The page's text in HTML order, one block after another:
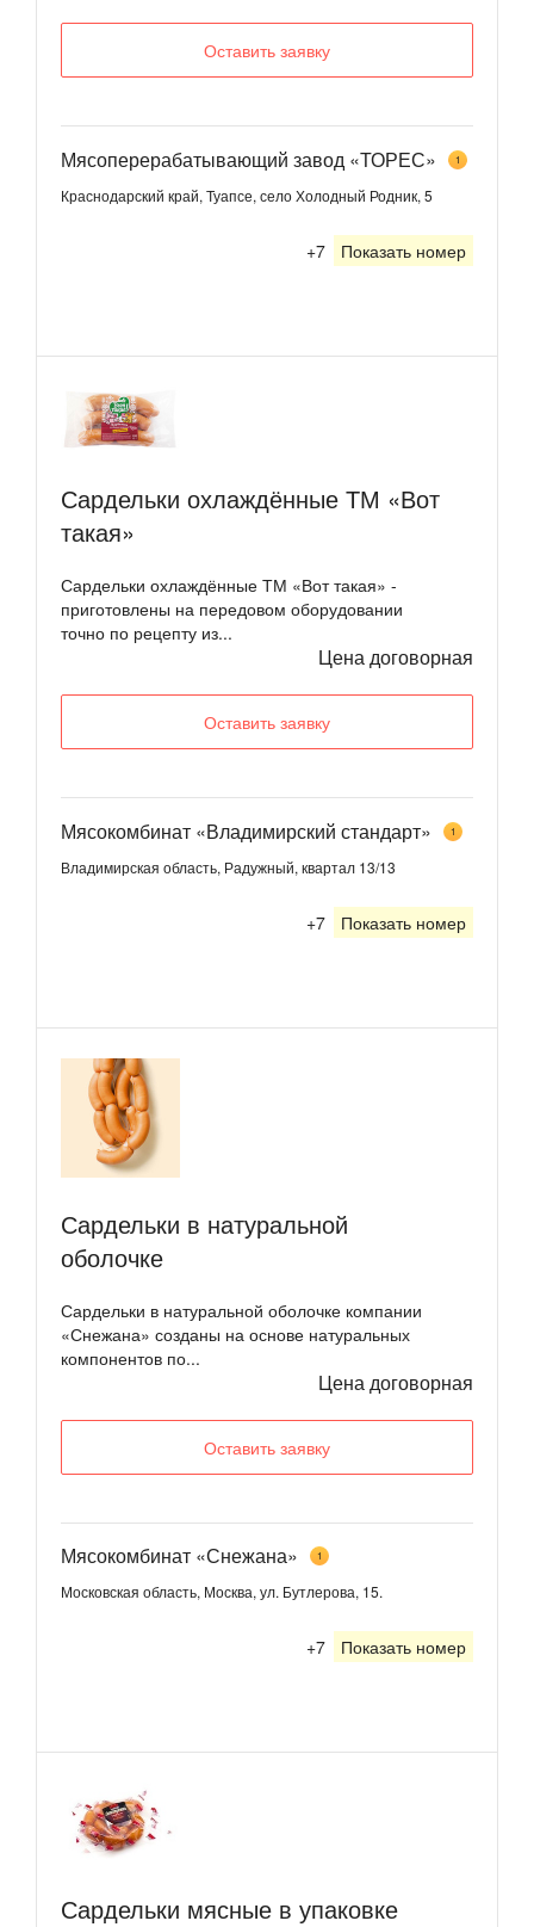
Оставить заявку
Мясоперерабатывающий завод «ТОРЕС» 1
Краснодарский край, Туапсе, село Холодный Родник, 5
+7 Показать номер
Сардельки охлаждённые ТМ «Вот
такая»
Сардельки охлаждённые ТМ «Вот такая» -
приготовлены на передовом оборудовании
точно по рецепту из...
Цена договорная
Оставить заявку
Мясокомбинат «Владимирский стандарт» 1
Владимирская область, Радужный, квартал 13/13
+7 Показать номер
Сардельки в натуральной
оболочке
Сардельки в натуральной оболочке компании
«Снежана» созданы на основе натуральных
компонентов по...
Цена договорная
Оставить заявку
Мясокомбинат «Снежана» 1
Московская область, Москва, ул. Бутлерова, 15.
+7 Показать номер
Сардельки мясные в упаковке